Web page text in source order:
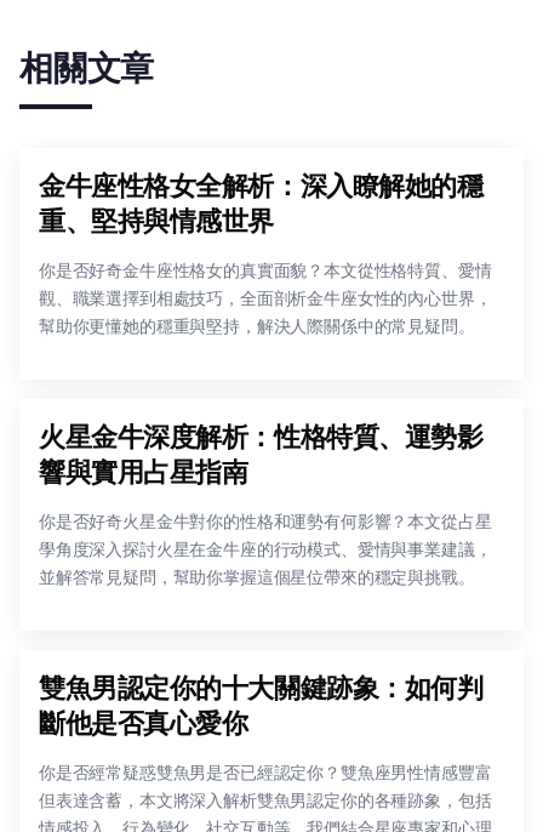
相關文章
金牛座性格女全解析：深入瞭解她的穩
重、堅持與情感世界
你是否好奇金牛座性格女的真實面貌？本文從性格特質、愛情
觀、職業選擇到相處技巧，全面剖析金牛座女性的內心世界，
幫助你更懂她的穩重與堅持，解決人際關係中的常見疑問。
火星金牛深度解析：性格特質、運勢影
響與實用占星指南
你是否好奇火星金牛對你的性格和運勢有何影響？本文從占星
學角度深入探討火星在金牛座的行动模式、愛情與事業建議，
並解答常見疑問，幫助你掌握這個星位帶來的穩定與挑戰。
雙魚男認定你的十大關鍵跡象：如何判
斷他是否真心愛你
你是否經常疑惑雙魚男是否已經認定你？雙魚座男性情感豐富
但表達含蓄，本文將深入解析雙魚男認定你的各種跡象，包括